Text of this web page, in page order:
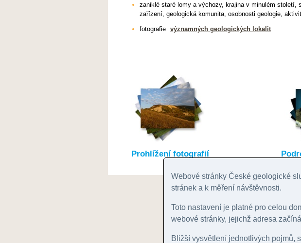
zaniklé staré lomy a výchozy, krajina v minulém století,
zařízení, geologická komunita, osobnosti geologie,
fotografie významných geologických lokalit
Prohlížení fotografií
Webové stránky České geologické
stránek a k měření návštěvnosti.
Toto nastavení je platné pro celou
webové stránky, jejichž adresa
Bližší vysvětlení jednotlivých pojmů,